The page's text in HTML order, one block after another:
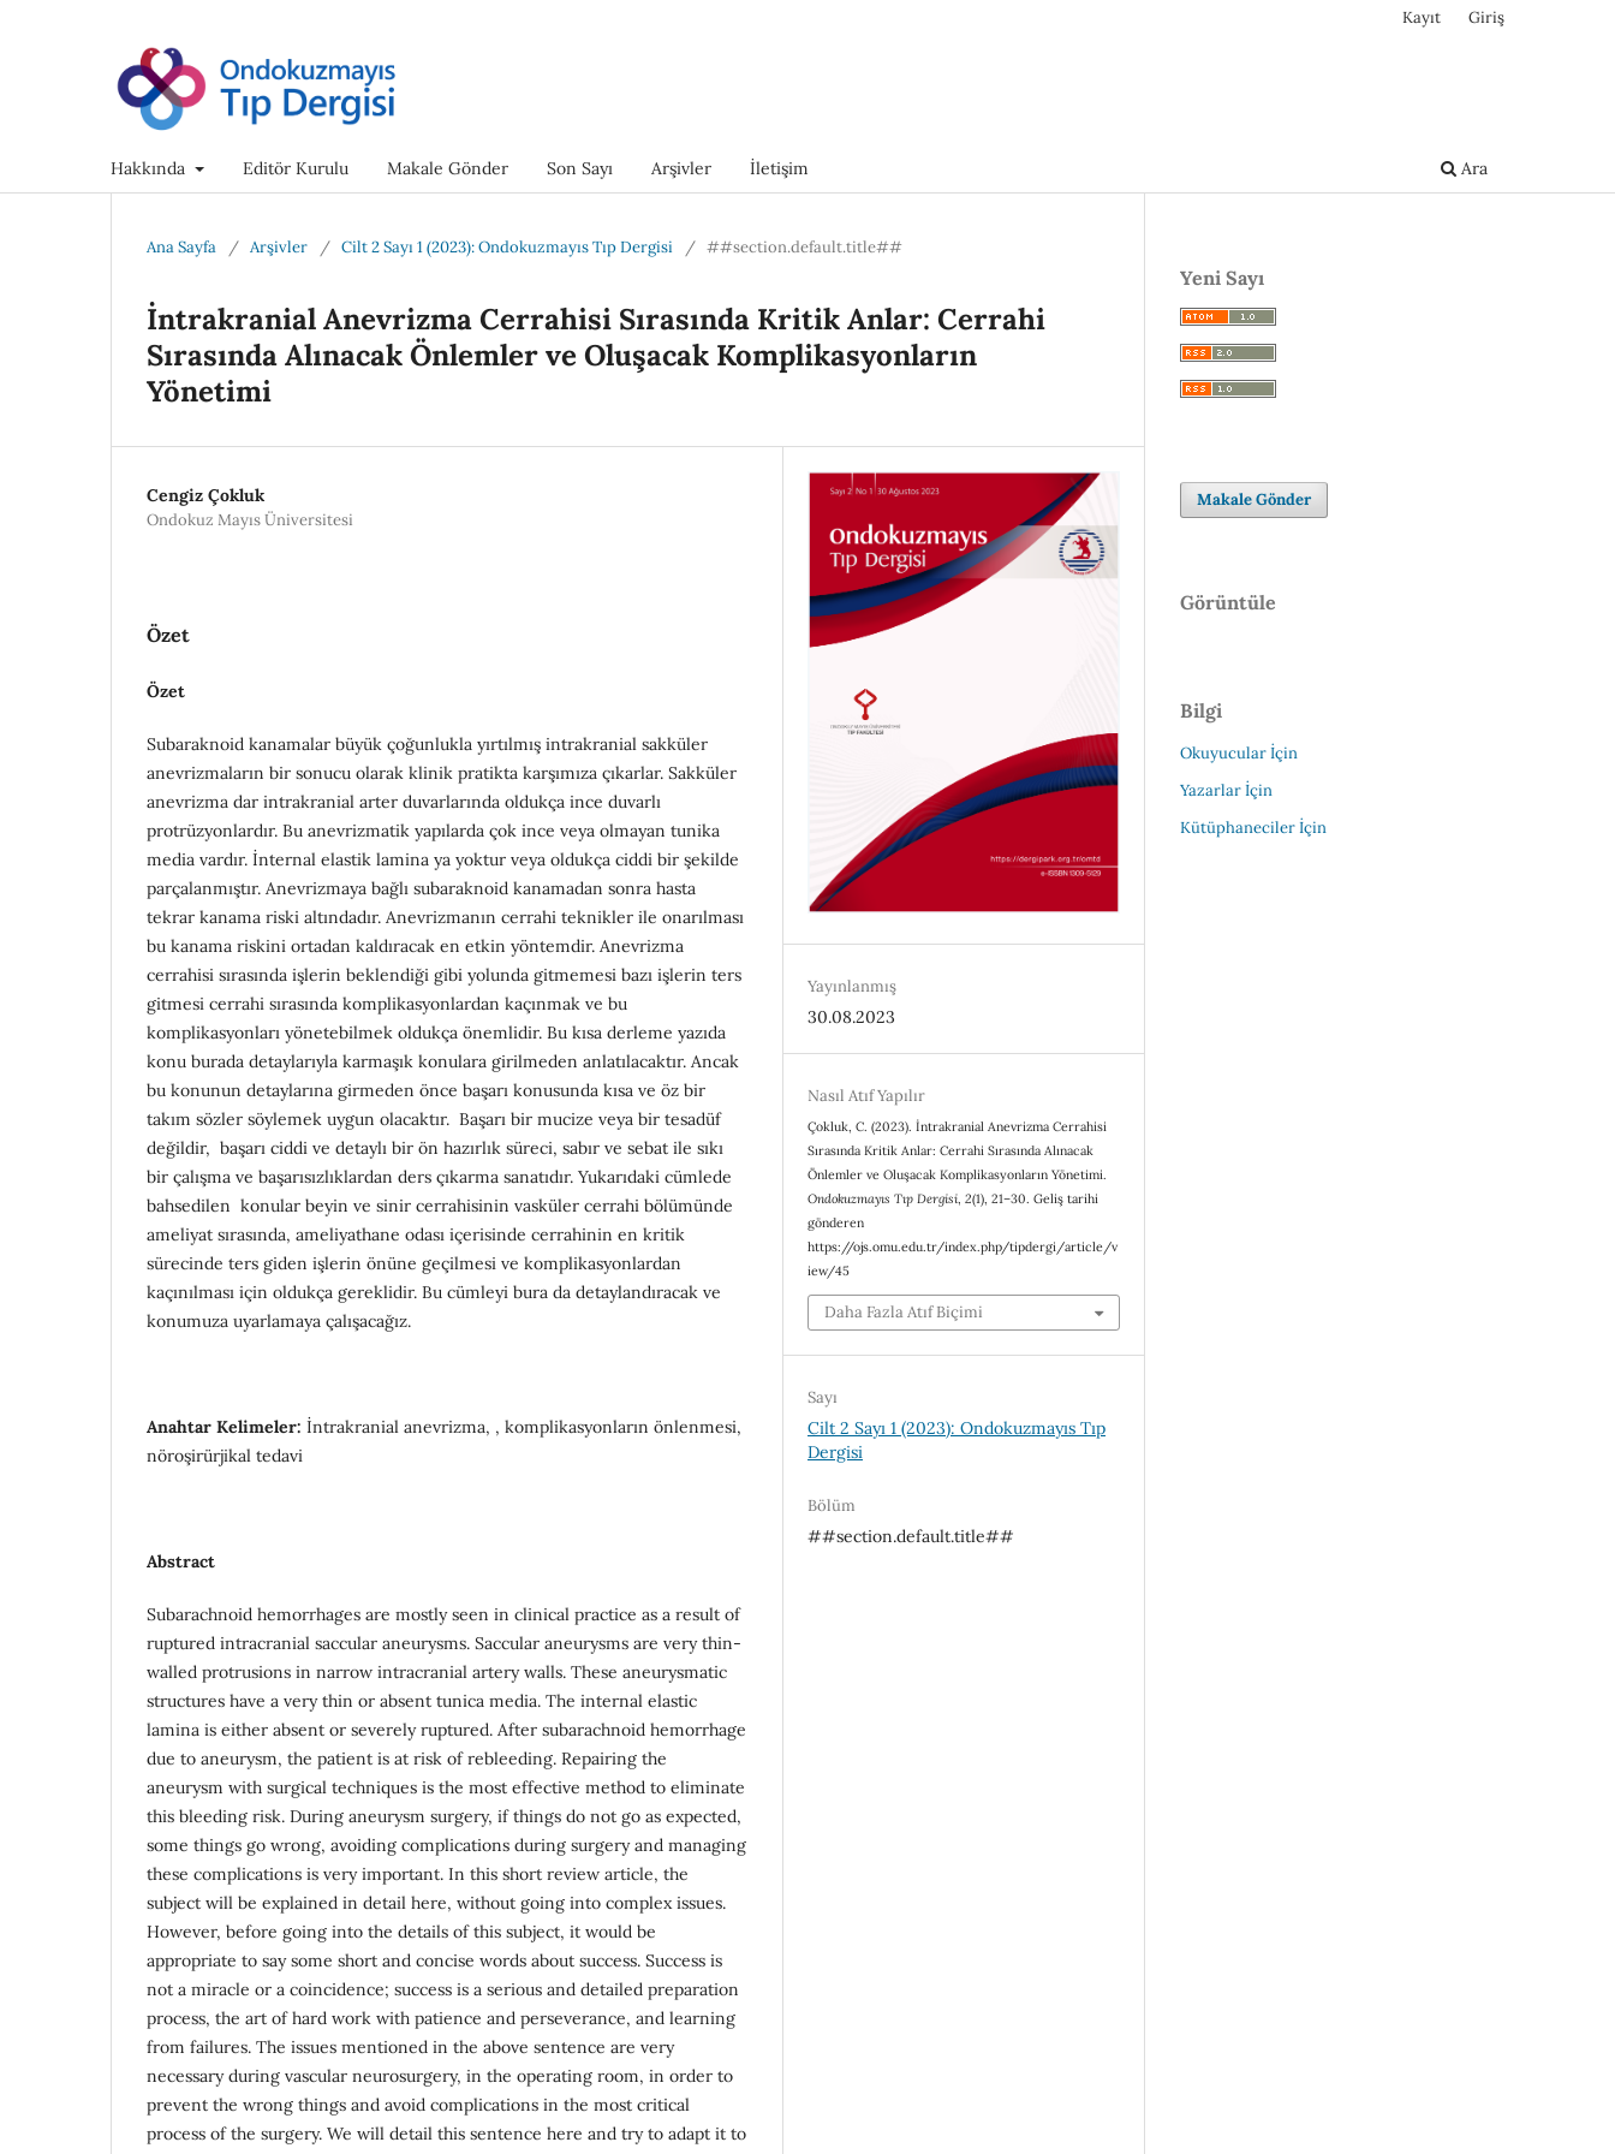
Hakkında Editör Kurulu Makale Gönder Son Sayı Arşivler İletişim Ara
Kayıt Giriş
Ana Sayfa / Arşivler / Cilt 2 Sayı 1 (2023): Ondokuzmayıs Tıp Dergisi / ##section.default.title##
İntrakranial Anevrizma Cerrahisi Sırasında Kritik Anlar: Cerrahi
Sırasında Alınacak Önlemler ve Oluşacak Komplikasyonların
Yönetimi
Cengiz Çokluk
Ondokuz Mayıs Üniversitesi
Özet
Özet
Subaraknoid kanamalar büyük çoğunlukla yırtılmış intrakranial sakküler
anevrizmaların bir sonucu olarak klinik pratikta karşımıza çıkarlar. Sakküler
anevrizma dar intrakranial arter duvarlarında oldukça ince duvarlı
protrüzyonlardır. Bu anevrizmatik yapılarda çok ince veya olmayan tunika
media vardır. İnternal elastik lamina ya yoktur veya oldukça ciddi bir şekilde
parçalanmıştır. Anevrizmaya bağlı subaraknoid kanamadan sonra hasta
tekrar kanama riski altındadır. Anevrizmanın cerrahi teknikler ile onarılması
bu kanama riskini ortadan kaldıracak en etkin yöntemdir. Anevrizma
cerrahisi sırasında işlerin beklendiği gibi yolunda gitmemesi bazı işlerin ters
gitmesi cerrahi sırasında komplikasyonlardan kaçınmak ve bu
komplikasyonları yönetebilmek oldukça önemlidir. Bu kısa derleme yazıda
konu burada detaylarıyla karmaşık konulara girilmeden anlatılacaktır. Ancak
bu konunun detaylarına girmeden önce başarı konusunda kısa ve öz bir
takım sözler söylemek uygun olacaktır. Başarı bir mucize veya bir tesadüf
değildir, başarı ciddi ve detaylı bir ön hazırlık süreci, sabır ve sebat ile sıkı
bir çalışma ve başarısızlıklardan ders çıkarma sanatıdır. Yukarıdaki cümlede
bahsedilen konular beyin ve sinir cerrahisinin vasküler cerrahi bölümünde
ameliyat sırasında, ameliyathane odası içerisinde cerrahinin en kritik
sürecinde ters giden işlerin önüne geçilmesi ve komplikasyonlardan
kaçınılması için oldukça gereklidir. Bu cümleyi bura da detaylandıracak ve
konumuza uyarlamaya çalışacağız.
Anahtar Kelimeler: İntrakranial anevrizma, , komplikasyonların önlenmesi,
nöroşirürjikal tedavi
Abstract
Subarachnoid hemorrhages are mostly seen in clinical practice as a result of
ruptured intracranial saccular aneurysms. Saccular aneurysms are very thin-
walled protrusions in narrow intracranial artery walls. These aneurysmatic
structures have a very thin or absent tunica media. The internal elastic
lamina is either absent or severely ruptured. After subarachnoid hemorrhage
due to aneurysm, the patient is at risk of rebleeding. Repairing the
aneurysm with surgical techniques is the most effective method to eliminate
this bleeding risk. During aneurysm surgery, if things do not go as expected,
some things go wrong, avoiding complications during surgery and managing
these complications is very important. In this short review article, the
subject will be explained in detail here, without going into complex issues.
However, before going into the details of this subject, it would be
appropriate to say some short and concise words about success. Success is
not a miracle or a coincidence; success is a serious and detailed preparation
process, the art of hard work with patience and perseverance, and learning
from failures. The issues mentioned in the above sentence are very
necessary during vascular neurosurgery, in the operating room, in order to
prevent the wrong things and avoid complications in the most critical
process of the surgery. We will detail this sentence here and try to adapt it to
Yayınlanmış
30.08.2023
Nasıl Atıf Yapılır
Çokluk, C. (2023). İntrakranial Anevrizma Cerrahisi
Sırasında Kritik Anlar: Cerrahi Sırasında Alınacak
Önlemler ve Oluşacak Komplikasyonların Yönetimi.
Ondokuzmayıs Tıp Dergisi ,2(1), 21–30. Geliş tarihi
gönderen
https://ojs.omu.edu.tr/index.php/tipdergi/article/v
iew/45
Daha Fazla Atıf Biçimi
Sayı
Cilt 2 Sayı 1 (2023): Ondokuzmayıs Tıp
Dergisi
Bölüm
##section.default.title##
Yeni Sayı
Makale Gönder
Görüntüle
Bilgi
Okuyucular İçin
Yazarlar İçin
Kütüphaneciler İçin